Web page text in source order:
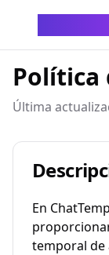
Política
Última
En
temporal de